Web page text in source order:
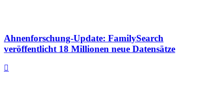
Ahnenforschung-Update: FamilySearch
veröffentlicht 18 Millionen neue Datensätze